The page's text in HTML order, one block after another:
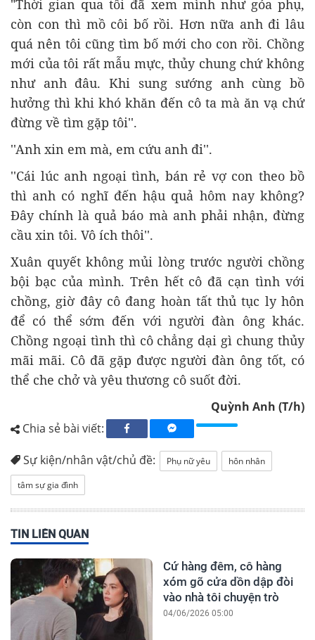
"Thời gian qua tôi đã xem mình như góa phụ,
còn con thì mồ côi bố rồi. Hơn nữa anh đi lâu
quá nên tôi cũng tìm bố mới cho con rồi. Chồng
mới của tôi rất mẫu mực, thủy chung chứ không
như anh đâu. Khi sung sướng anh cùng bồ
hưởng thì khi khó khăn đến cô ta mà ăn vạ chứ
đừng về tìm gặp tôi''.
''Anh xin em mà, em cứu anh đi''.
''Cái lúc anh ngoại tình, bán rẻ vợ con theo bồ
thì anh có nghĩ đến hậu quả hôm nay không?
Đây chính là quả báo mà anh phải nhận, đừng
cầu xin tôi. Vô ích thôi''.
Xuân quyết không mủi lòng trước người chồng
bội bạc của mình. Trên hết cô đã cạn tình với
chồng, giờ đây cô đang hoàn tất thủ tục ly hôn
để có thể sớm đến với người đàn ông khác.
Chồng ngoại tình thì cô chẳng dại gì chung thủy
mãi mãi. Cô đã gặp được người đàn ông tốt, có
thể che chở và yêu thương cô suốt đời.
Quỳnh Anh (T/h)
Chia sẻ bài viết:
Sự kiện/nhân vật/chủ đề: Phụ nữ yêu
hôn nhân
tâm sự gia đình
TIN LIÊN QUAN
Cứ hàng đêm, cô hàng
xóm gõ cửa dồn dập đòi
vào nhà tôi chuyện trò
04/06/2026 05:00